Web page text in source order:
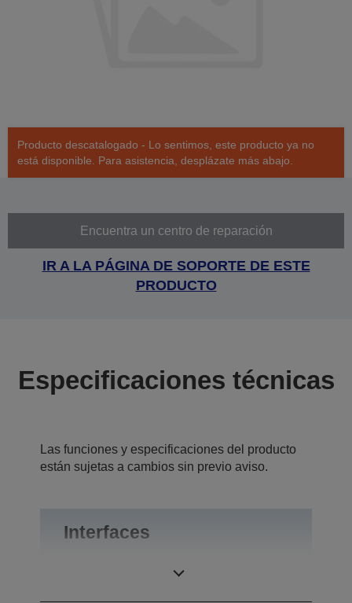
Producto descatalogado - Lo sentimos, este producto ya no
está disponible. Para asistencia, desplázate más abajo.
Encuentra un centro de reparación
IR A LA PÁGINA DE SOPORTE DE ESTE
PRODUCTO
Especificaciones técnicas
Las funciones y especificaciones del producto
están sujetas a cambios sin previo aviso.
Interfaces